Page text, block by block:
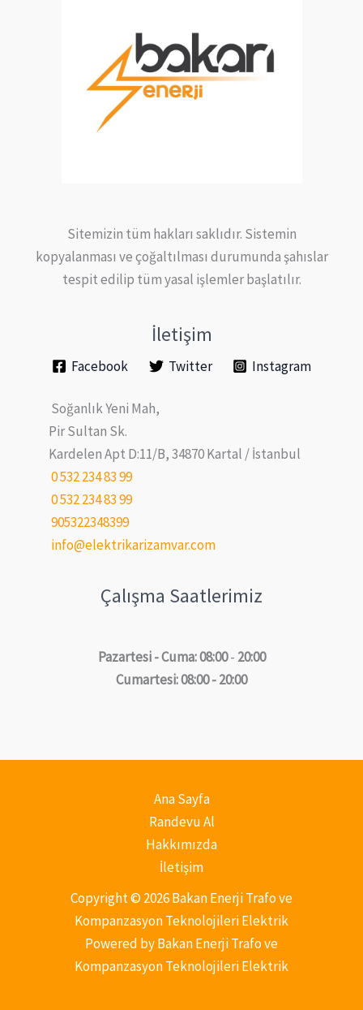
Sitemizin tüm hakları saklıdır. Sistemin
kopyalanması ve çoğaltılması durumunda şahıslar
tespit edilip tüm yasal işlemler başlatılır.
İletişim
Facebook Twitter Instagram
Soğanlık Yeni Mah,
Pir Sultan Sk.
Kardelen Apt D:11/B, 34870 Kartal / İstanbul
0 532 234 83 99
0 532 234 83 99
905322348399
info@elektrikarizamvar.com
Çalışma Saatlerimiz
Pazartesi - Cuma: 08:00- 20:00
Cumartesi: 08:00 - 20:00
Ana Sayfa
Randevu Al
Hakkımızda
İletişim
Copyright © 2026 Bakan Enerji Trafo ve
Kompanzasyon Teknolojileri Elektrik
Powered by Bakan Enerji Trafo ve
Kompanzasyon Teknolojileri Elektrik